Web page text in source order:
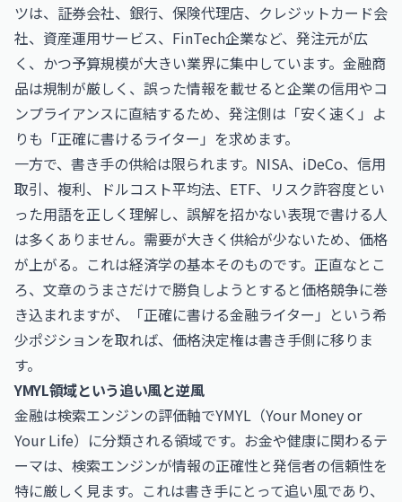
ツは、証券会社、銀行、保険代理店、クレジットカード会
社、資産運用サービス、FinTech企業など、発注元が広
く、かつ予算規模が大きい業界に集中しています。金融商
品は規制が厳しく、誤った情報を載せると企業の信用やコ
ンプライアンスに直結するため、発注側は「安く速く」よ
りも「正確に書けるライター」を求めます。
一方で、書き手の供給は限られます。NISA、iDeCo、信用
取引、複利、ドルコスト平均法、ETF、リスク許容度とい
った用語を正しく理解し、誤解を招かない表現で書ける人
は多くありません。需要が大きく供給が少ないため、価格
が上がる。これは経済学の基本そのものです。正直なとこ
ろ、文章のうまさだけで勝負しようとすると価格競争に巻
き込まれますが、「正確に書ける金融ライター」という希
少ポジションを取れば、価格決定権は書き手側に移りま
す。
YMYL領域という追い風と逆風
金融は検索エンジンの評価軸でYMYL（Your Money or
Your Life）に分類される領域です。お金や健康に関わるテ
ーマは、検索エンジンが情報の正確性と発信者の信頼性を
特に厳しく見ます。これは書き手にとって追い風であり、